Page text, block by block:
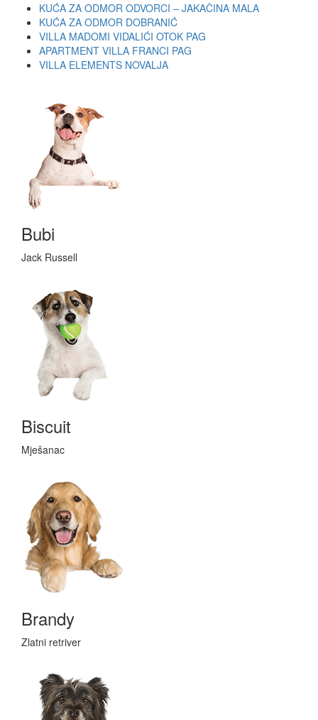
KUĆA ZA ODMOR ODVORCI – JAKAČINA MALA
KUĆA ZA ODMOR DOBRANIĆ
VILLA MADOMI VIDALIĆI OTOK PAG
APARTMENT VILLA FRANCI PAG
VILLA ELEMENTS NOVALJA
Bubi
Jack Russell
Biscuit
Mješanac
Brandy
Zlatni retriver